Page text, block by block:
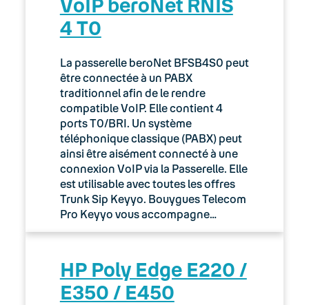
4 T0
La passerelle beroNet BFSB4S0 peut
être connectée à un PABX
traditionnel afin de le rendre
compatible VoIP. Elle contient 4
ports T0/BRI. Un système
téléphonique classique (PABX) peut
ainsi être aisément connecté à une
connexion VoIP via la Passerelle. Elle
est utilisable avec toutes les offres
Trunk Sip Keyyo. Bouygues Telecom
Pro Keyyo vous accompagne…
HP Poly Edge E220 /
E350 / E450